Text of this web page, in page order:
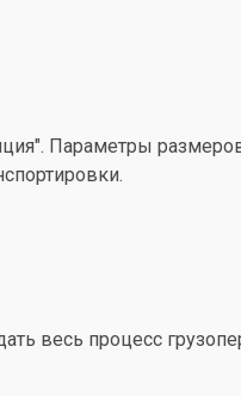
Параметры
весь процесс